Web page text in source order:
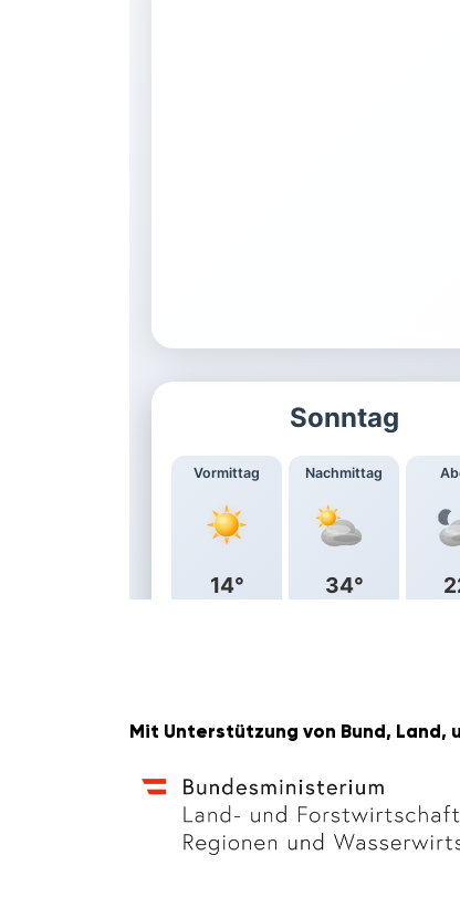
Mit Unter­stüt­zung von Bund, Land,